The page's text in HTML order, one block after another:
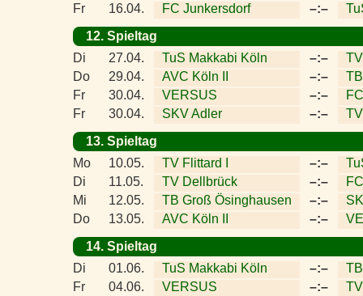
Fr
16.04. FC Junkersdorf –:–
12. Spieltag
Di
27.04. TuS Makkabi Köln –:–
Do
29.04. AVC Köln II –:–
Fr
30.04. VERSUS –:–
Fr
30.04. SKV Adler –:–
13. Spieltag
Mo
10.05. TV Flittard I –:–
Di
11.05. TV Dellbrück –:–
Mi
12.05. TB Groß Ösinghausen –:–
Do
13.05. AVC Köln II –:–
14. Spieltag
Di
01.06. TuS Makkabi Köln –:–
Fr
04.06. VERSUS –:–